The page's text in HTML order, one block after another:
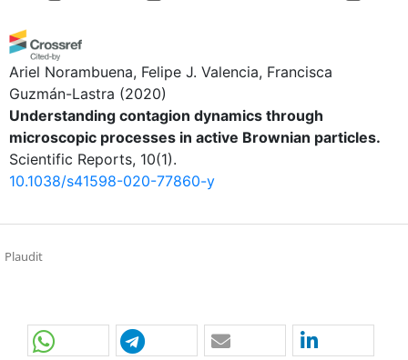
Ariel Norambuena, Felipe J. Valencia, Francisca
Guzmán-Lastra (2020)
Understanding contagion dynamics through
microscopic processes in active Brownian particles.
Scientific Reports, 10(1).
10.1038/s41598-020-77860-y
Plaudit